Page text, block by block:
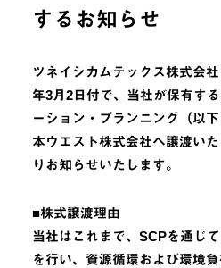
するお知らせ
ツネイシカムテックス株式会
年3月2日付で、当社が保有す
ーション・プランニング（以
本ウエスト株式会社へ譲渡い
りお知らせいたします。
■株式譲渡理由
当社はこれまで、SCPを通じ
を行い、資源循環および環境